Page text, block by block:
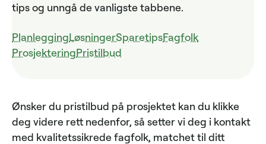
tips og unngå de vanligste tabbene.
PlanleggingLøsningerSparetipsFagfolk
ProsjekteringPristilbud
Ønsker du pristilbud på prosjektet kan du klikke
deg videre rett nedenfor, så setter vi deg i kontakt
med kvalitetssikrede fagfolk, matchet til ditt